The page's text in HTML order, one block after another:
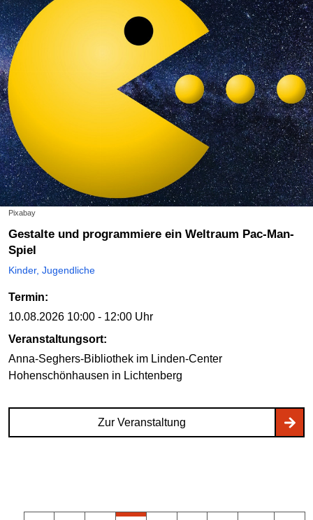
Pixabay
Gestalte und programmiere ein Weltraum Pac-Man-
Spiel
Kinder, Jugendliche
Termin:
10.08.2026 10:00 - 12:00 Uhr
Veranstaltungsort:
Anna-Seghers-Bibliothek im Linden-Center
Hohenschönhausen in Lichtenberg
Zur Veranstaltung